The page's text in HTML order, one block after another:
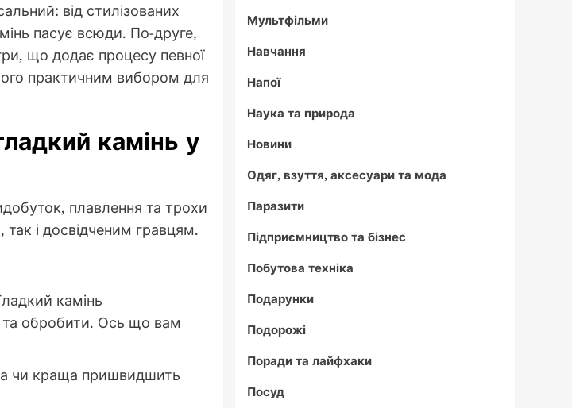
від стилізованих
пасує всюди. По-друге,
що додає процесу певної
практичним вибором для
камінь у
плавлення та трохи
і досвідченим гравцям.
камінь
та обробити. Ось що вам
чи краща пришвидшить
Мультфільми
Навчання
Напої
Наука та природа
Новини
Одяг, взуття, аксесуари та мода
Паразити
Підприємництво та бізнес
Побутова техніка
Подарунки
Подорожі
Поради та лайфхаки
Посуд